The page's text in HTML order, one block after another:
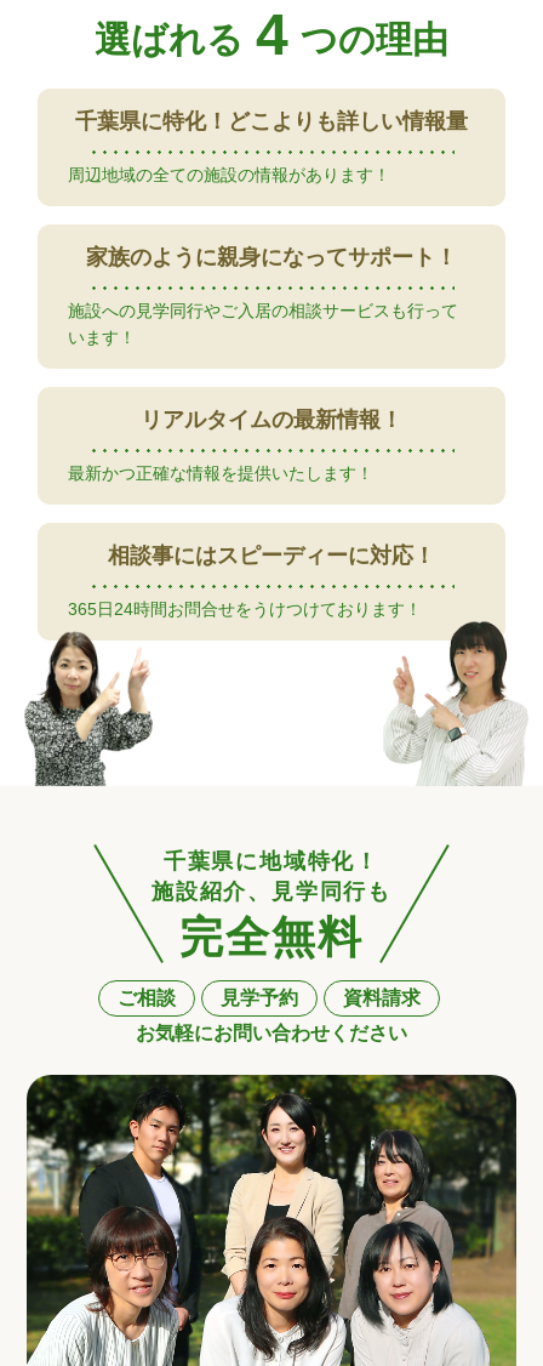
選ばれる 4 つの理由
千葉県に特化！ どこよりも詳しい情報量
周辺地域の全ての施設の情報があります！
家族のように親身になってサポート！
施設への見学同行やご入居の相談サービスも行って
います！
リアルタイムの最新情報！
最新かつ正確な情報を提供いたします！
相談事にはスピーディーに対応！
365日24時間お問合せをうけつけております！
千葉県に地域特化！
施設紹介、見学同行も
完全無料
ご相談 見学予約
資料請求
お気軽にお問い合わせください